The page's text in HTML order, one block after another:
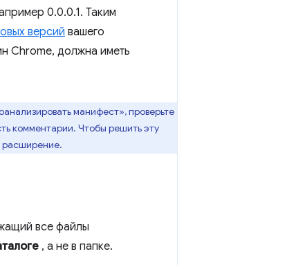
0.0.0.1. Таким
версий вашего
Chrome, должна иметь
манифест», проверьте
комментарии. Чтобы решить эту
расширение.
все файлы
, а не в папке.